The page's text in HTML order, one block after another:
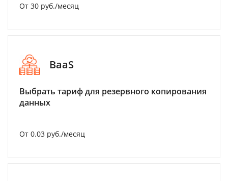
От 30 руб./месяц
BaaS
Выбрать тариф для резервного копирования
данных
От 0.03 руб./месяц